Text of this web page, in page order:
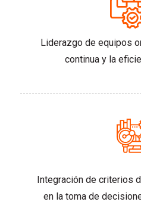
Liderazgo de equipos
continua y la
Integración de criterios
en la toma de